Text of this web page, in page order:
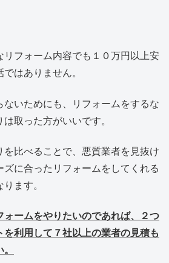
リフォーム内容でも１０万円以上安
はありません。
ないためにも、リフォームをするな
取った方がいいです。
を比べることで、悪質業者を見抜け
ズに合ったリフォームをしてくれる
ます。
ォームをやりたいのであれば、２つ
を利用して７社以上の業者の見積も